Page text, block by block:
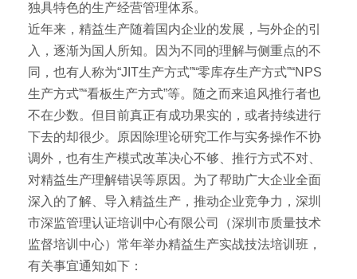
独具特色的生产经营管理体系。
近年来，精益生产随着国内企业的发展，与外企的引
入，逐渐为国人所知。因为不同的理解与侧重点的不
同，也有人称为“JIT生产方式”“零库存生产方式”“NPS
生产方式”“看板生产方式”等。随之而来追风推行者也
不在少数。但目前真正有成功果实的，或者持续进行
下去的却很少。原因除理论研究工作与实务操作不协
调外，也有生产模式改革决心不够、推行方式不对、
对精益生产理解错误等原因。为了帮助广大企业全面
深入的了解、导入精益生产，推动企业竞争力，深圳
市深监管理认证培训中心有限公司（深圳市质量技术
监督培训中心）常年举办精益生产实战技法培训班，
有关事宜通知如下：